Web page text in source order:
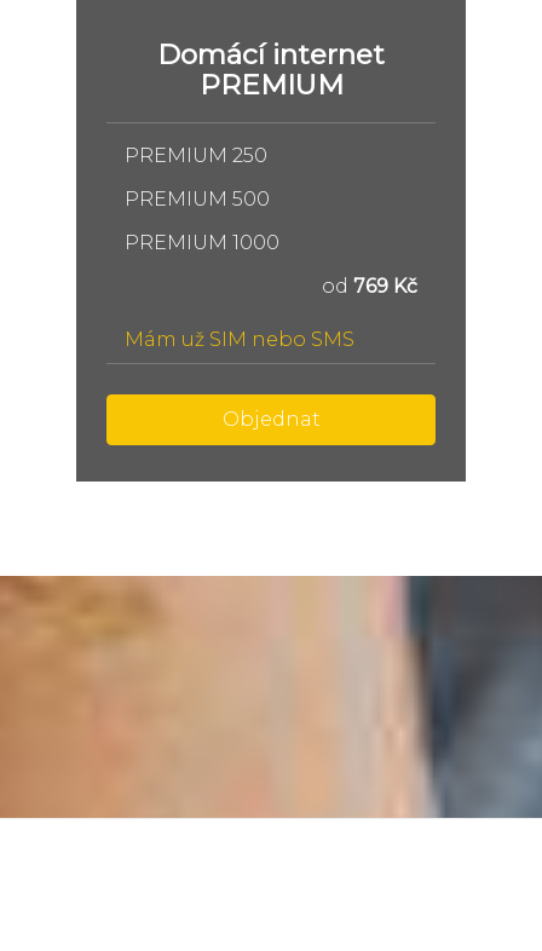
Domácí internet
PREMIUM
PREMIUM 250
PREMIUM 500
PREMIUM 1000
od 769 Kč
Mám už SIM nebo SMS
Objednat